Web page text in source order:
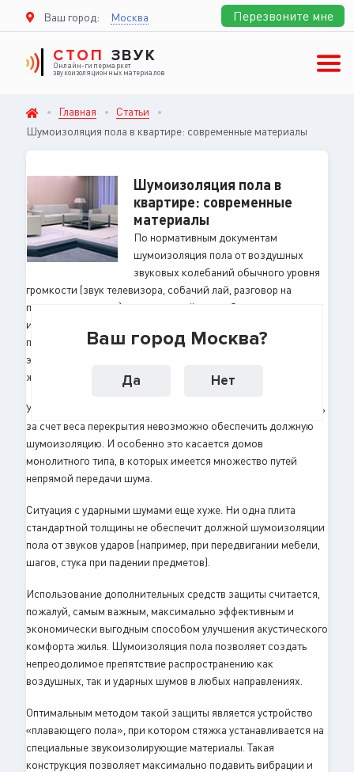
Ваш город: Москва
Ваш город Москва?
Да Нет
СТОП ЗВУК
Онлайн-гипермаркет
звукоизоляционных материалов
Перезвоните мне
Главная
Статьи
Шумоизоляция пола в квартире: современные материалы
Шумоизоляция пола в
квартире: современные
материалы
По нормативным документам
шумоизоляция пола от воздушных
звуковых колебаний обычного уровня
громкости (звук телевизора, собачий лай, разговор на
повышенных тонах) в достаточной мере обеспечивается
использованием межэтажных перекрытий с поверхностной
плотностью 300кг/м². По техническим характеристикам под
этот параметр подходит стандартная сплошная
железобетонная плита, толщина которой составляет 140мм.
Увы, все это только в теории. Практика показывает, что лишь
за счет веса перекрытия невозможно обеспечить должную
шумоизоляцию. И особенно это касается домов
монолитного типа, в которых имеется множество путей
непрямой передачи шума.
Ситуация с ударными шумами еще хуже. Ни одна плита
стандартной толщины не обеспечит должной шумоизоляции
пола от звуков ударов (например, при передвигании мебели,
шагов, стука при падении предметов).
Использование дополнительных средств защиты считается,
пожалуй, самым важным, максимально эффективным и
экономически выгодным способом улучшения акустического
комфорта жилья. Шумоизоляция пола позволяет создать
непреодолимое препятствие распространению как
воздушных, так и ударных шумов в любых направлениях.
Оптимальным методом такой защиты является устройство
«плавающего пола», при котором стяжка устанавливается на
специальные звукоизолирующие материалы. Такая
конструкция позволяет максимально подавить вибрации и